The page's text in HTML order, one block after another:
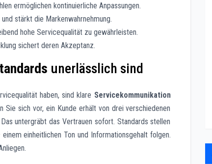
ermöglichen kontinuierliche Anpassungen.
stärkt die Markenwahrnehmung.
hohe Servicequalität zu gewährleisten.
sichert deren Akzeptanz.
unerlässlich sind
haben, sind klare Servicekommunikation
sich vor, ein Kunde erhält von drei verschiedenen
untergräbt das Vertrauen sofort. Standards stellen
einheitlichen Ton und Informationsgehalt folgen.